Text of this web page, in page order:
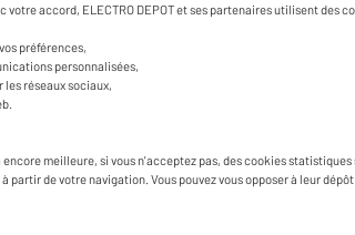
Tablette 11" LENOVO IDEA TAB
128Go, 2,5K + Stylet
★★★★★
★★★★★
Mémoire vive (RAM) : 8 Go
Mémoire interne (Go) : 128 Go
accord, ELECTRO DEPOT et ses partenaires utilisent des
préférences,
personnalisées,
réseaux sociaux,
meilleure, si vous n'acceptez pas, des cookies statistiques
partir de votre navigation. Vous pouvez vous opposer à leur